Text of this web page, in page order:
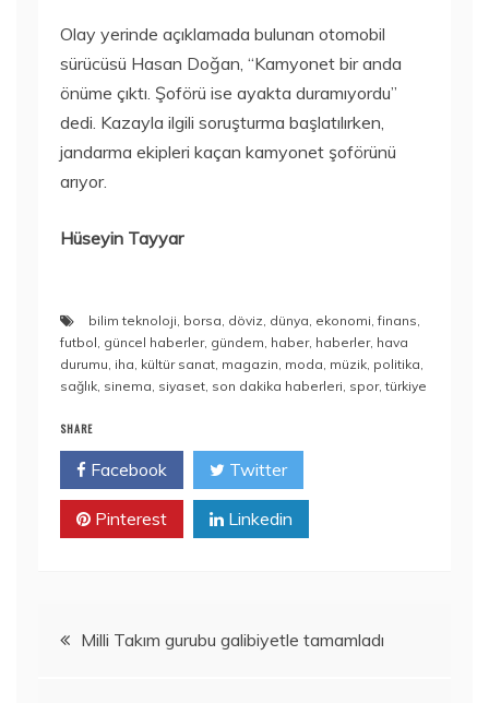
Olay yerinde açıklamada bulunan otomobil
sürücüsü Hasan Doğan, “Kamyonet bir anda
önüme çıktı. Şoförü ise ayakta duramıyordu”
dedi. Kazayla ilgili soruşturma başlatılırken,
jandarma ekipleri kaçan kamyonet şoförünü
arıyor.
Hüseyin Tayyar
bilim teknoloji, borsa, döviz, dünya, ekonomi,finans,
futbol, güncel haberler, gündem, haber, haberler, hava
durumu, iha, kültür sanat, magazin, moda, müzik, politika,
sağlık, sinema, siyaset, son dakika haberleri, spor,türkiye
SHARE
Facebook Twitter
Pinterest Linkedin
YazıMilli Takım gurubu galibiyetle tamamladı